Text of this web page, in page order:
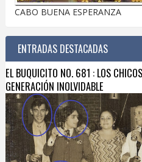
CABO BUENA ESPERANZA
ENTRADAS DESTACADAS
EL BUQUICITO NO. 681 : LOS
GENERACIÓN INOLVIDABLE